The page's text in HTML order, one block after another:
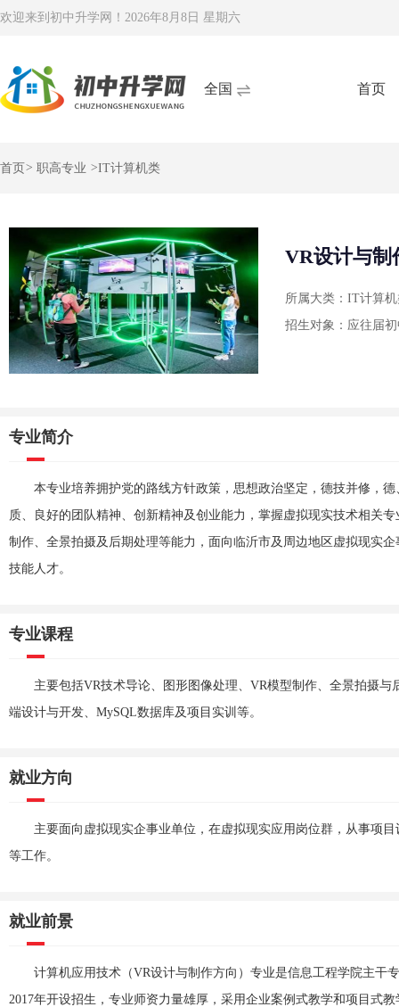
欢迎来到初中升学网！ 2026年8月8日 星期六
全国 首页
首页 > 职高专业 >IT计算机类
VR设计与制
所属大类：IT计算
招生对象：应往届
专业简介
本专业培养拥护党的路线方针政策，思想政治坚定，德技并修，
质、良好的团队精神、创新精神及创业能力，掌握虚拟现实技术相关
制作、全景拍摄及后期处理等能力，面向临沂市及周边地区虚拟现实
技能人才。
专业课程
主要包括VR技术导论、图形图像处理、VR模型制作、全景拍摄
端设计与开发、MySQL数据库及项目实训等。
就业方向
主要面向虚拟现实企事业单位，在虚拟现实应用岗位群，从事项
等工作。
就业前景
计算机应用技术（VR设计与制作方向）专业是信息工程学院主干
2017年开设招生，专业师资力量雄厚，采用企业案例式教学和项目式